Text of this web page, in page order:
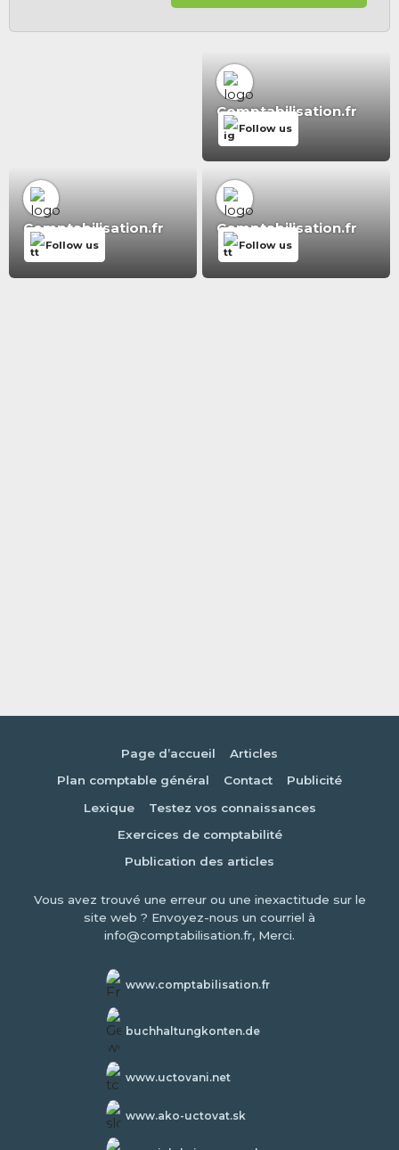
Comptabilisation.fr
Follow us
Comptabilisation.fr
Follow us
Comptabilisation.fr
Follow us
Page d’accueil
Articles
Plan comptable général
Contact
Publicité
Lexique
Testez vos connaissances
Exercices de comptabilité
Publication des articles
Vous avez trouvé une erreur ou une inexactitude sur le
site web ? Envoyez-nous un courriel à
info@comptabilisation.fr, Merci.
www.comptabilisation.fr
buchhaltungkonten.de
www.uctovani.net
www.ako-uctovat.sk